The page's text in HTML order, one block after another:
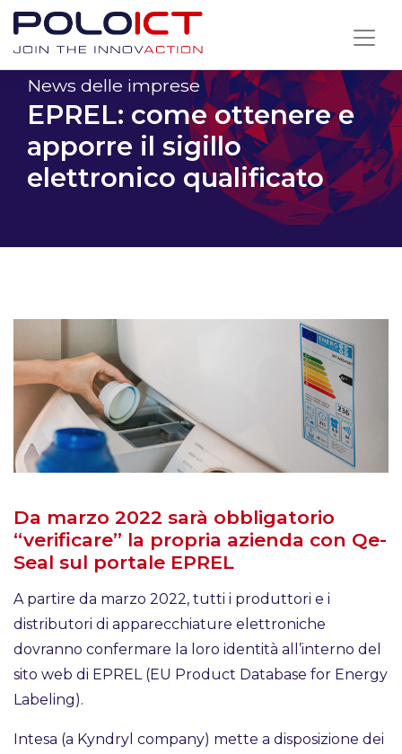
Skip
contentNews delle imprese
EPREL: come ottenere e
apporre il sigillo
elettronico qualificato
Da marzo 2022 sarà obbligatorio
“verificare” la propria azienda con Qe-
Seal sul portale EPREL
A partire da marzo 2022, tutti i produttori e i
distributori di apparecchiature elettroniche
dovranno confermare la loro identità all’interno del
sito web di EPREL (EU Product Database for Energy
Labeling).
Intesa (a Kyndryl company) mette a disposizione dei